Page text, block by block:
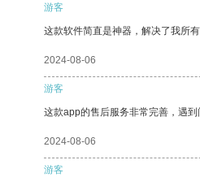
游客
这款软件简直是神器，解决了我所有
2024-08-06
游客
这款app的售后服务非常完善，遇到
2024-08-06
游客